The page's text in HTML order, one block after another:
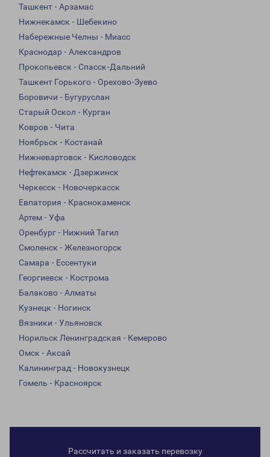
Ташкент - Арзамас
Нижнекамск - Шебекино
Набережные Челны - Миасс
Краснодар - Александров
Прокопьевск - Спасск-Дальний
Ташкент Горького - Орехово-Зуево
Боровичи - Бугуруслан
Старый Оскол - Курган
Ковров - Чита
Ноябрьск - Костанай
Нижневартовск - Кисловодск
Нефтекамск - Дзержинск
Черкесск - Новочеркасск
Евпатория - Краснокаменск
Артем - Уфа
Оренбург - Нижний Тагил
Смоленск - Железногорск
Самара - Ессентуки
Георгиевск - Кострома
Балаково - Алматы
Кузнецк - Ногинск
Вязники - Ульяновск
Норильск Ленинградская - Кемерово
Омск - Аксай
Калининград - Новокузнецк
Гомель - Красноярск
Рассчитать и заказать перевозку